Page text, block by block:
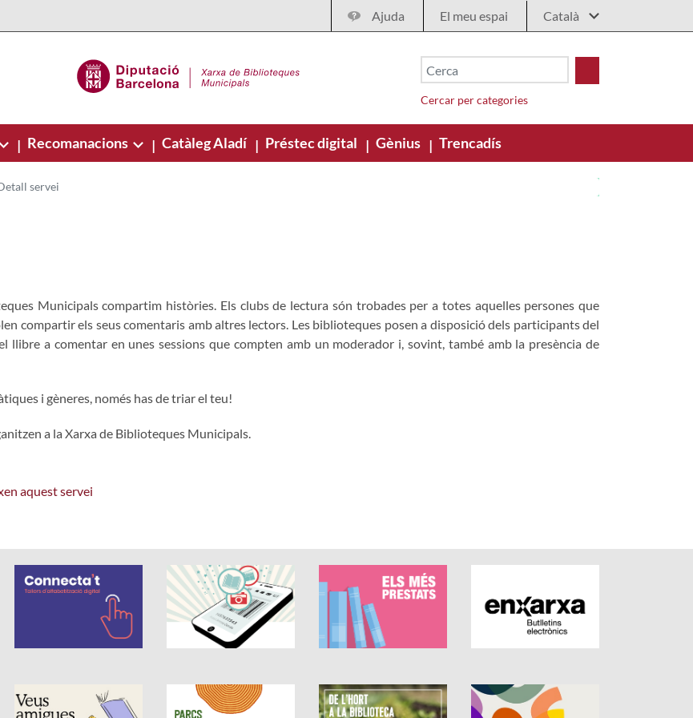
Ajuda El meu espai
Cercar per categories
| Recomanacions | Catàleg Aladí | Préstec digital | Gènius | Trencadís
servei
Municipals compartim històries. Els clubs de lectura són trobades per a totes aquelles persones que
compartir els seus comentaris amb altres lectors. Les biblioteques posen a disposició dels participants del
llibre a comentar en unes sessions que compten amb un moderador i, sovint, també amb la presència de
i gèneres, només has de triar el teu!
a la Xarxa de Biblioteques Municipals.
aquest servei